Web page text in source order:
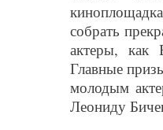
собрать
актеры, как
Главные
молодым
Леониду